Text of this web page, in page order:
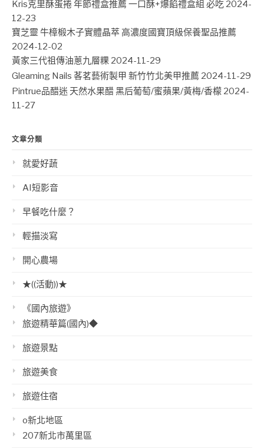
Kris克里酥蛋捲 年節禮盒推薦 一口酥+爆餡禮盒組 必吃 2024-
12-23
寶芝靈 牛樟椴木子實體晶萃 高濃度國寶頂級保養聖品推薦
2024-12-02
黃家三代祖傳油蔥九層粿 2024-11-29
Gleaming Nails 茖茗藝術製甲 新竹竹北美甲推薦 2024-11-29
Pintrue品醋迷 天然水果醋 黑后葡萄/蜜蘋果/黃梅/香檬 2024-
11-27
文章分類
就愛好蔬
AI短影音
早餐吃什麼？
輕描淡寫
開心農場
★((活動))★
《國內旅遊》
旅遊精華篇(國內)◆
旅遊景點
旅遊美食
旅遊住宿
o新北地區
207新北市萬里區